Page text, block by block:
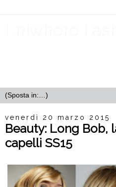
venerdì 20 marzo 2015
Beauty: Long Bob,
capelli SS15